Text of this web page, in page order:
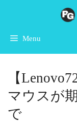
へ
ス
Menu
【
マウスが
で